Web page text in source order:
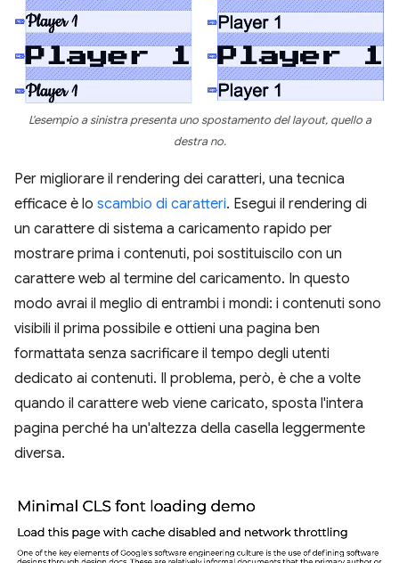
L'esempio a sinistra presenta uno spostamento del layout, quello a
destra no.
Per migliorare il rendering dei caratteri, una tecnica
efficace è lo scambio di caratteri. Esegui il rendering di
un carattere di sistema a caricamento rapido per
mostrare prima i contenuti, poi sostituiscilo con un
carattere web al termine del caricamento. In questo
modo avrai il meglio di entrambi i mondi: i contenuti sono
visibili il prima possibile e ottieni una pagina ben
formattata senza sacrificare il tempo degli utenti
dedicato ai contenuti. Il problema, però, è che a volte
quando il carattere web viene caricato, sposta l'intera
pagina perché ha un'altezza della casella leggermente
diversa.